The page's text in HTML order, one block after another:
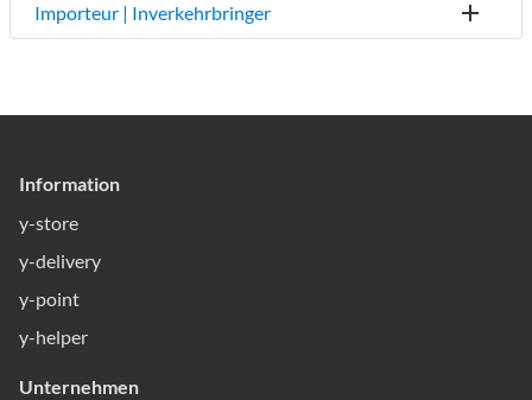
Importeur | Inverkehrbringer
Information
y-store
y-delivery
y-point
y-helper
Unternehmen